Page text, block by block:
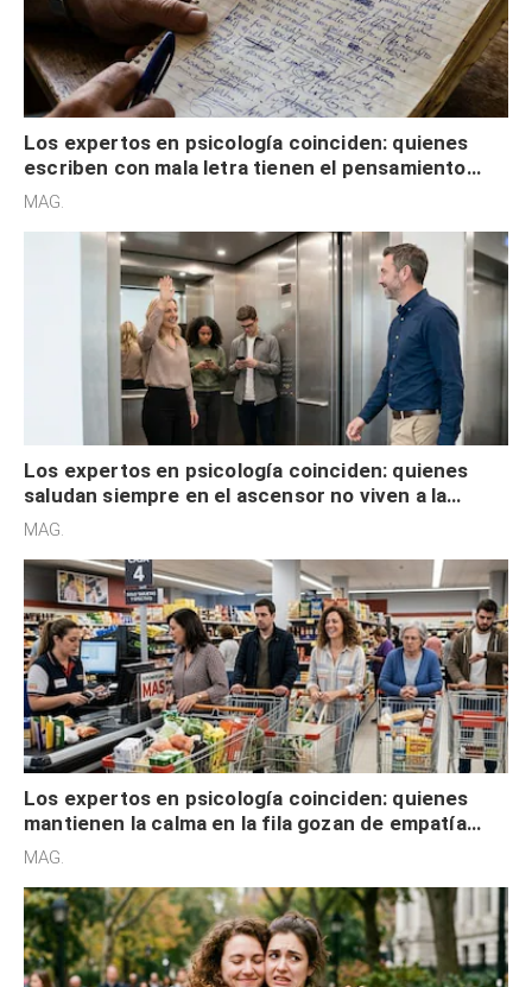
Los expertos en psicología coinciden: quienes
escriben con mala letra tienen el pensamiento
acelerado y no lo hacen por desinterés
MAG.
Los expertos en psicología coinciden: quienes
saludan siempre en el ascensor no viven a la
defensiva y tienen apertura social
MAG.
Los expertos en psicología coinciden: quienes
mantienen la calma en la fila gozan de empatía
cognitiva, gratitud y no solo tienen autocontrol
MAG.